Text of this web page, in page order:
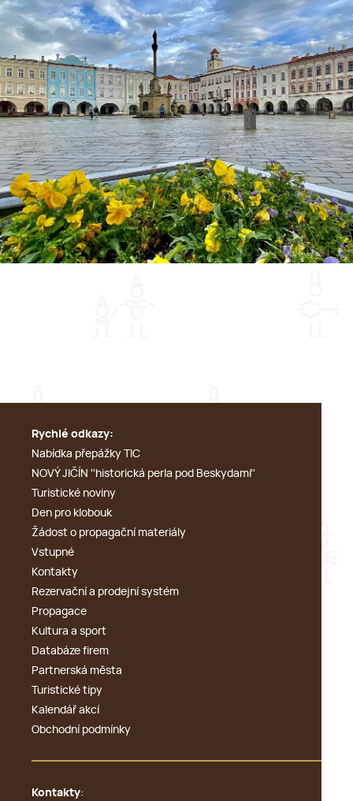
Rychlé odkazy:
Nabídka přepážky TIC
NOVÝ JIČÍN ''historická perla pod Beskydami''
Turistické noviny
Den pro klobouk
Žádost o propagační materiály
Vstupné
Kontakty
Rezervační a prodejní systém
Propagace
Kultura a sport
Databáze firem
Partnerská města
Turistické tipy
Kalendář akcí
Obchodní podmínky
Kontakty: